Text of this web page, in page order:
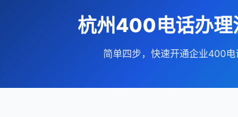
杭州400电话办理
简单四步，快速开通企业400电